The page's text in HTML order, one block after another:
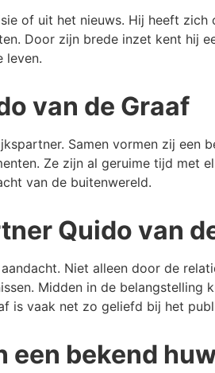
of uit het nieuws. Hij heeft
Door zijn brede inzet kent hij
leven.
van de Graaf
Samen vormen zij
Ze zijn al geruime tijd met
van de buitenwereld.
Quido van
Niet alleen door de
Midden in de
is vaak net zo geliefd bij het
een bekend